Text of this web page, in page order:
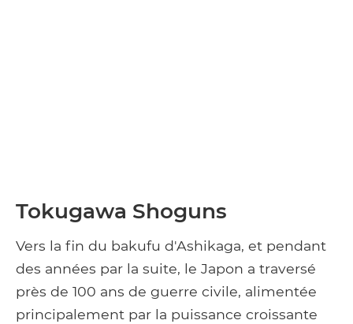
Tokugawa Shoguns
Vers la fin du bakufu d'Ashikaga, et pendant
des années par la suite, le Japon a traversé
près de 100 ans de guerre civile, alimentée
principalement par la puissance croissante